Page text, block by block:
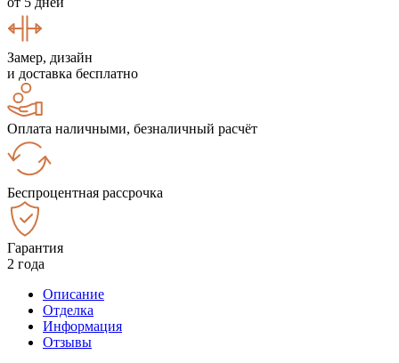
Замер, дизайн
и доставка бесплатно
Оплата наличными, безналичный расчёт
Беспроцентная рассрочка
Гарантия
2 года
Описание
Отделка
Информация
Отзывы